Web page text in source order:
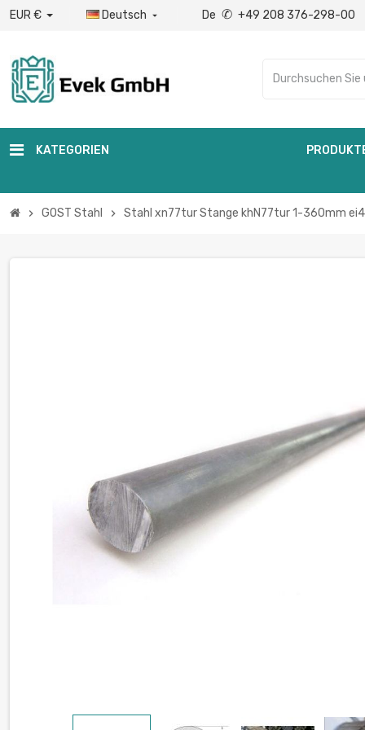
EUR € Deutsch  De ✆ +49 208 376-298-00
KATEGORIEN
chevron_right GOST Stahl chevron_right Stahl xn77tur Stange khN77tur 1-360mm